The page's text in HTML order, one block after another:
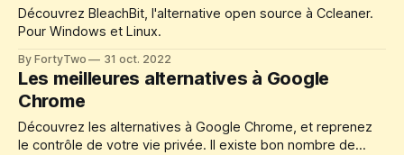
Découvrez BleachBit, l'alternative open source à Ccleaner.
Pour Windows et Linux.
By FortyTwo 31 oct. 2022
Les meilleures alternatives à Google
Chrome
Découvrez les alternatives à Google Chrome, et reprenez
le contrôle de votre vie privée. Il existe bon nombre de